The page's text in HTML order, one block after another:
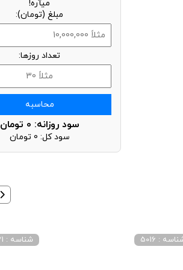
میآره!
مبلغ (تومان):
تعداد روزها:
محاسبه
سود روزانه: 0 تومان
سود کل: 0 تومان
: 5016 شناسه : 3121